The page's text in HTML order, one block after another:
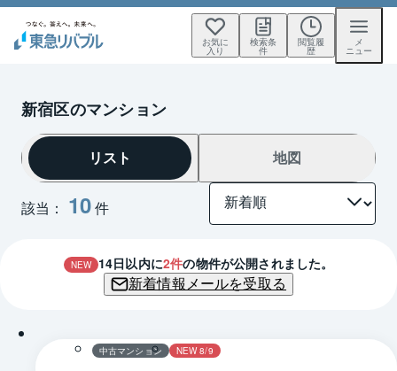
お気に
入り
検索条
件
閲覧履
歴
メ
ニュー
新宿区のマンション
該当： 10件
リスト 地図
NEW 14日以内に2件の物件が公開されました。
新着情報メールを受取る
中古マンション NEW 8/9